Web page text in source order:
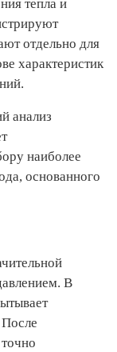
тепла и
отдельно для
характеристик
анализ
наиболее
основанного
В